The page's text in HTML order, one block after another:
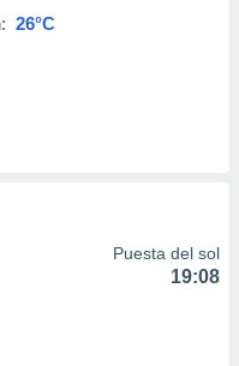
26°C
Puesta del sol
19:08